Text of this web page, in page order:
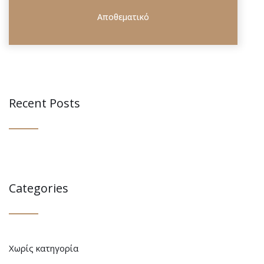
Recent Posts
Categories
Χωρίς κατηγορία